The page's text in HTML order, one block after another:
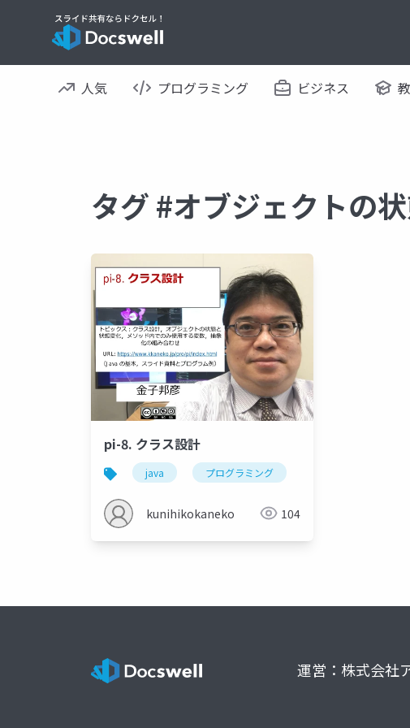
人気 プログラミング ビジネス
タグ #オブジェクトの
pi-8. クラス設計
java プログラミング
kunihikokaneko 104
運営：株式会社